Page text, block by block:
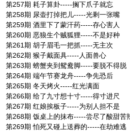
第257期 耗子算卦-----搁下爪子就忘
第258期 尿壶打掉把儿-----光剩一张嘴
第259期 酒里下了蒙汗药-----存心害人
第260期 恶狼生个贼狐狸-----不是好种
第261期 胡子眉毛一把抓-----无主次
第262期 猴子戴面具-----人面兽心
第263期 螃蟹夹到鸳鸯脚-----要脱不得脱
第264期 端午节赛龙舟-----争先恐后
第265期 冬天烤火-----红光满面
第266期 给了九寸想十寸-----得寸进尺
第267期 红娘挨板子-----为别人担不是
第268期 饭桌上的抹布-----尝尽了酸甜苦
第269期 怕死又碰上送葬的-----在劫难逃